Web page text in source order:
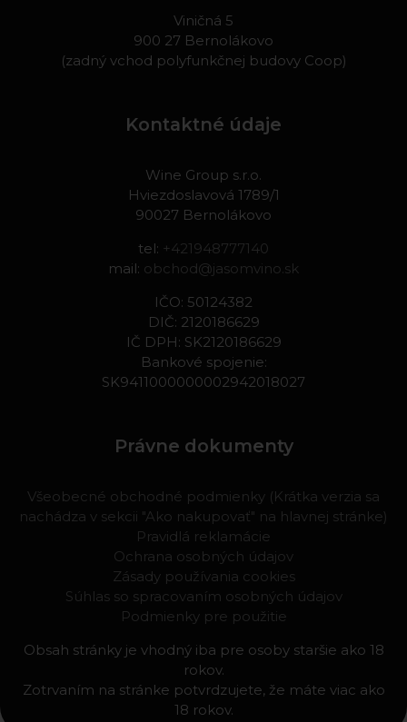
Viničná 5
900 27 Bernolákovo
(zadný vchod polyfunkčnej budovy Coop)
Kontaktné údaje
Wine Group s.r.o.
Hviezdoslavová 1789/1
90027 Bernolákovo
tel: +421948777140
mail: obchod@jasomvino.sk
IČO: 50124382
DIČ: 2120186629
IČ DPH: SK2120186629
Bankové spojenie:
SK9411000000002942018027
Právne dokumenty
Všeobecné obchodné podmienky (Krátka verzia sa
nachádza v sekcii "Ako nakupovať" na hlavnej stránke)
Pravidlá reklamácie
Ochrana osobných údajov
Zásady používania cookies
Súhlas so spracovaním osobných údajov
Podmienky pre použitie
Obsah stránky je vhodný iba pre osoby staršie ako 18
rokov.
Zotrvaním na stránke potvrdzujete, že máte viac ako
18 rokov.